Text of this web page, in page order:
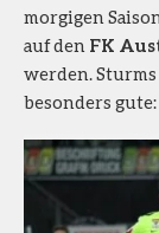
morgigen
auf den FK
werden.
besonders gute: